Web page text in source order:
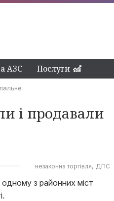
АЗС Послуги
і продавали
незаконна торгівля ДПС
одному з районних міст